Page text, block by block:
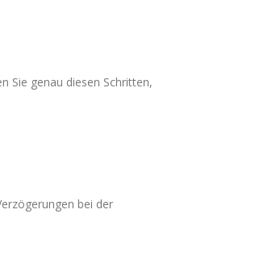
Sie genau diesen Schritten,
bei der